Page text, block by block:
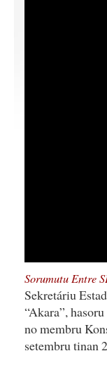
Sorumutu Entre
Sekretáriu
“Akara”,
no membru
setembru tinan